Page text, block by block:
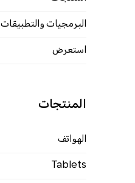
البرمجيات والتطبيقات
استعرض
المنتجات
الهواتف
Tablets